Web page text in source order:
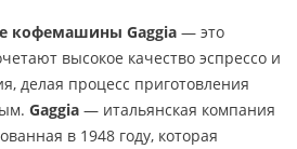
кофемашины Gaggia — это
высокое качество эспрессо и
делая процесс приготовления
Gaggia — итальянская компания
в 1948 году, которая